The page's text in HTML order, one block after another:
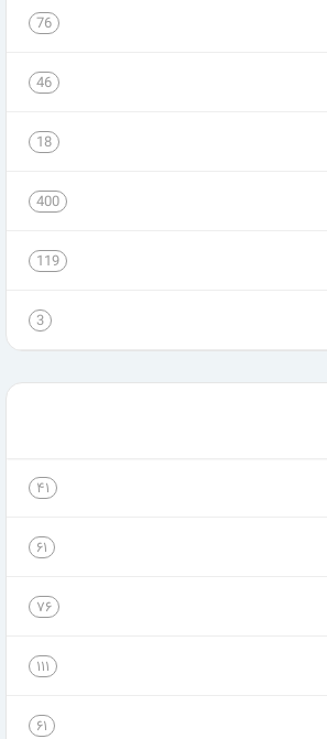
76
46
18
400
119
3
۴۱
۶۱
۷۶
۱۱۱
۶۱